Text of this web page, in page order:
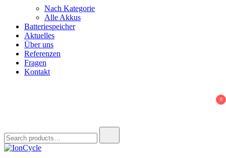
Nach Kategorie
Alle Akkus
Batteriespeicher
Aktuelles
Über uns
Referenzen
Fragen
Kontakt
0
for: